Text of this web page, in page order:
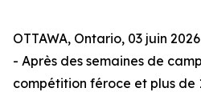
OTTAWA, Ontario, 03 juin
- Après des semaines de
compétition féroce et plus de